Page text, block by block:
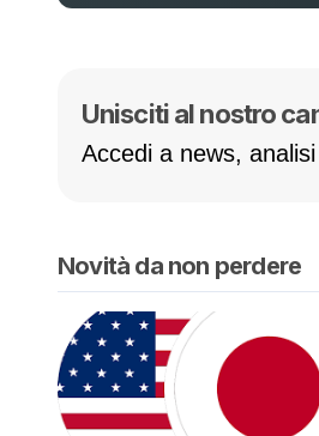
Unisciti al nostro
Accedi a news,
Novità da non perdere